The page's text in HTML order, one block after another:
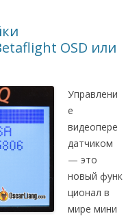
OSD или
Управлени
е
видеопере
датчиком
— это
новый функ
ционал в
мире мини